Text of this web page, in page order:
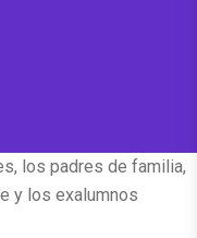
los padres de familia,
y los exalumnos